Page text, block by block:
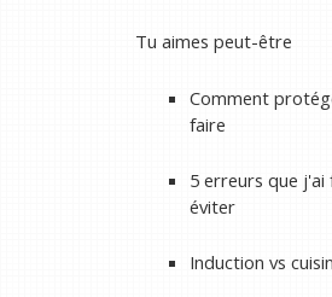
Tu aimes peut-être
Comment
faire
5 erreurs que j'ai
éviter
Induction vs